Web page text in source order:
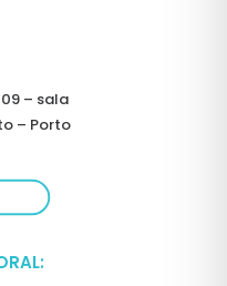
– sala
– Porto